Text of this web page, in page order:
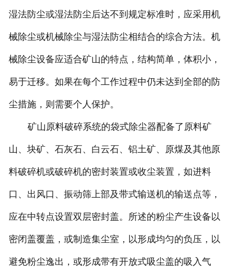
湿法防尘或湿法防尘后达不到规定标准时，应采用机
械除尘或机械除尘与湿法防尘相结合的综合方法。机
械除尘设备应适合矿山的特点，结构简单，体积小，
易于迁移。如果在每个工作过程中仍未达到全部的防
尘措施，则需要个人保护。
矿山原料破碎系统的袋式除尘器配备了原料矿
山、块矿、石灰石、白云石、铝土矿、原煤及其他原
料破碎机或破碎机的密封装置或收尘装置，如进料
口、出风口、振动筛上部及带式输送机的输送点等，
应在中转点设置双层密封盖。所述的粉尘产生设备以
密闭盖覆盖，或制造集尘室，以形成均匀的负压，以
避免粉尘逸出，或形成带有开放式吸尘盖的吸入气